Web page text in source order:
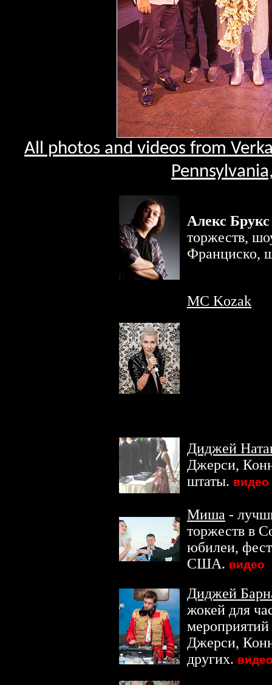
All photos and videos from
Алекс Брукс
торжеств,
Франциско,
MC Kozak
Диджей
Джерси,
штаты. видео
Миша -
торжеств в
юбилеи,
США. видео
Диджей
жокей для
Джерси,
других.